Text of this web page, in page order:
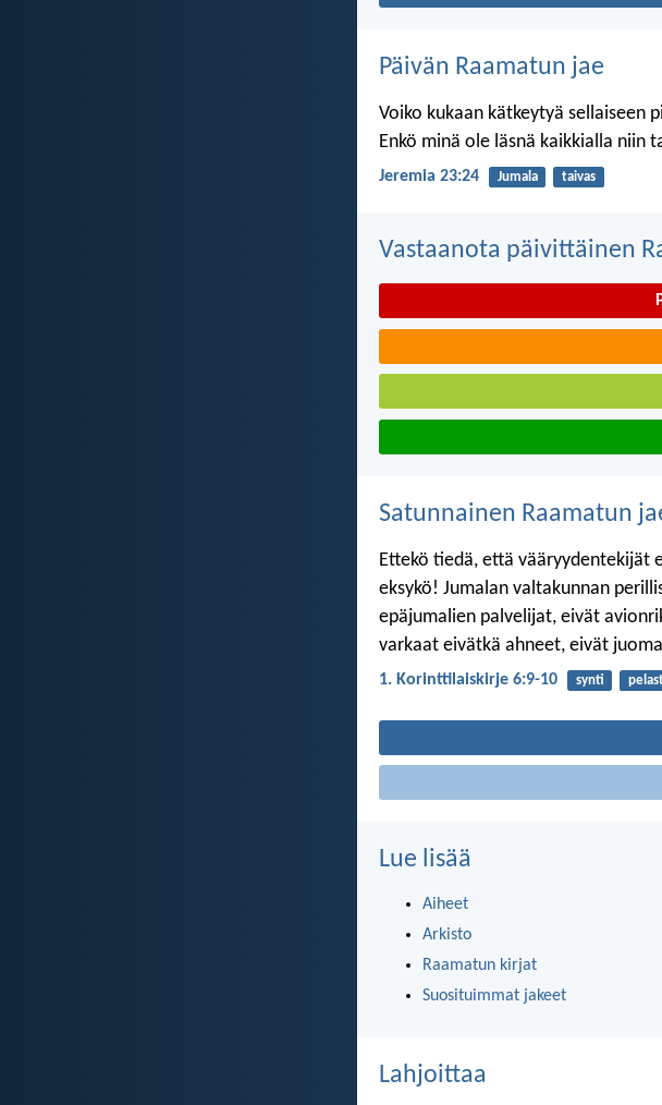
Päivän Raamatun jae
Voiko kukaan kätkeytyä sellaiseen
Enkö minä ole läsnä kaikkialla niin
Jeremia 23:24 Jumala taivas
Vastaanota päivittäinen
Satunnainen Raamatun
Ettekö tiedä, että vääryydentekijät
eksykö! Jumalan valtakunnan
epäjumalien palvelijat, eivät
varkaat eivätkä ahneet, eivät
1. Korinttilaiskirje 6:9-10 synti
Lue lisää
Aiheet
Arkisto
Raamatun kirjat
Suosituimmat jakeet
Lahjoittaa